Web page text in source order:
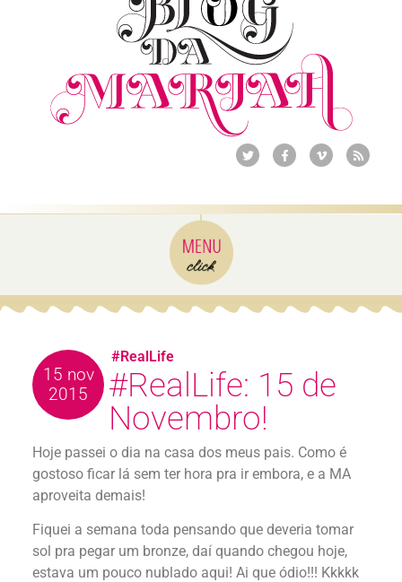
15 nov
2015
#RealLife: 15 de
Novembro!
Hoje passei o dia na casa dos meus pais. Como é
gostoso ficar lá sem ter hora pra ir embora, e a MA
aproveita demais!
Fiquei a semana toda pensando que deveria tomar
sol pra pegar um bronze, daí quando chegou hoje,
estava um pouco nublado aqui! Ai que ódio!!! Kkkkk
#RealLife